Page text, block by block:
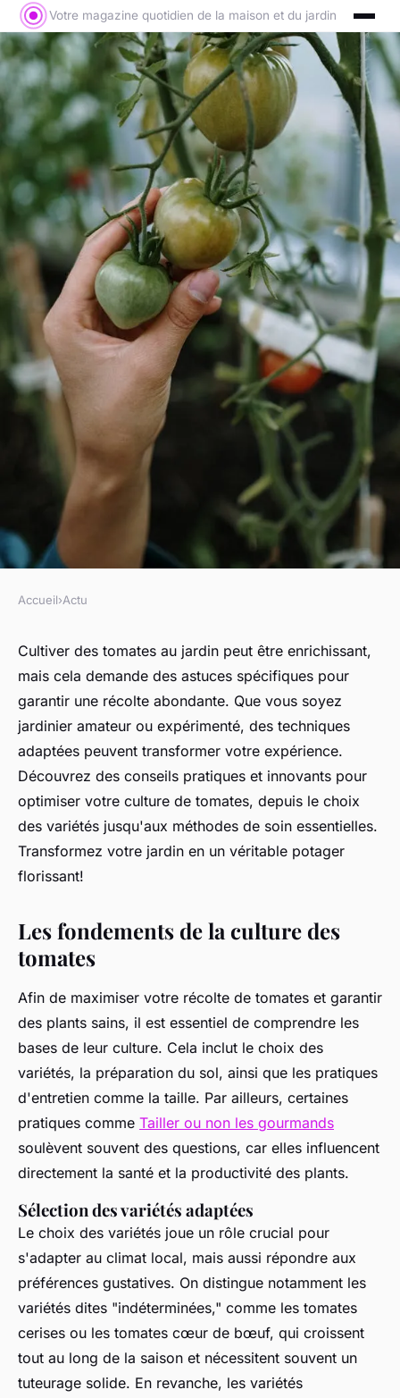
Votre magazine quotidien de la maison et du jardin
Les meilleures astuces pour
réussir la culture de tomates
au jardin
Capucine• 12 janvier 2025•10 min de lecture
Accueil›Actu
Cultiver des tomates au jardin peut être enrichissant,
mais cela demande des astuces spécifiques pour
garantir une récolte abondante. Que vous soyez
jardinier amateur ou expérimenté, des techniques
adaptées peuvent transformer votre expérience.
Découvrez des conseils pratiques et innovants pour
optimiser votre culture de tomates, depuis le choix
des variétés jusqu'aux méthodes de soin essentielles.
Transformez votre jardin en un véritable potager
florissant!
Les fondements de la culture des
tomates
Afin de maximiser votre récolte de tomates et garantir
des plants sains, il est essentiel de comprendre les
bases de leur culture. Cela inclut le choix des
variétés, la préparation du sol, ainsi que les pratiques
d'entretien comme la taille. Par ailleurs, certaines
pratiques comme Tailler ou non les gourmands
soulèvent souvent des questions, car elles influencent
directement la santé et la productivité des plants.
Sélection des variétés adaptées
Le choix des variétés joue un rôle crucial pour
s'adapter au climat local, mais aussi répondre aux
préférences gustatives. On distingue notamment les
variétés dites "indéterminées," comme les tomates
cerises ou les tomates cœur de bœuf, qui croissent
tout au long de la saison et nécessitent souvent un
tuteurage solide. En revanche, les variétés